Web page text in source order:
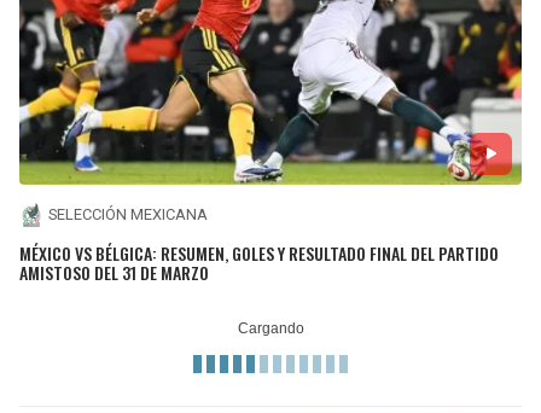
SELECCIÓN MEXICANA
MÉXICO VS BÉLGICA: RESUMEN, GOLES Y RESULTADO FINAL DEL PARTIDO
AMISTOSO DEL 31 DE MARZO